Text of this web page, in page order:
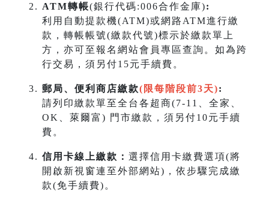
ATM轉帳(銀行代碼:006合作金庫):
利用自動提款機(ATM)或網路ATM進行繳
款，轉帳帳號(繳款代號)標示於繳款單上
方，亦可至報名網站會員專區查詢。如為跨
行交易，須另付15元手續費。
郵局、便利商店繳款(限每階段前3天):
請列印繳款單至全台各超商(7-11、全家、
OK、萊爾富) 門市繳款，須另付10元手續
費。
信用卡線上繳款： 選擇信用卡繳費選項(將
開啟新視窗連至外部網站)，依步驟完成繳
款(免手續費)。